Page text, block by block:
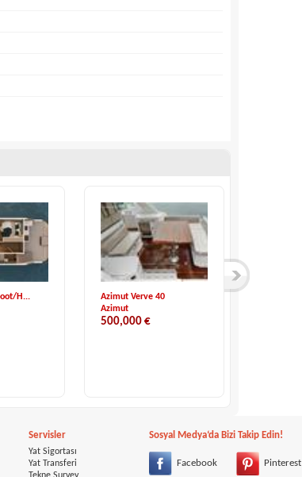
H...
Azimut Verve 40
Azimut
500,000 €
Servisler
Yat Sigortası
Yat Transferi
Sosyal Medya‘da Bizi Takip Edin!
Facebook Pinterest